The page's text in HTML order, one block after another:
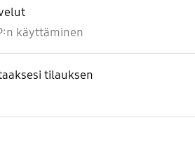
käyttäminen
tilauksen